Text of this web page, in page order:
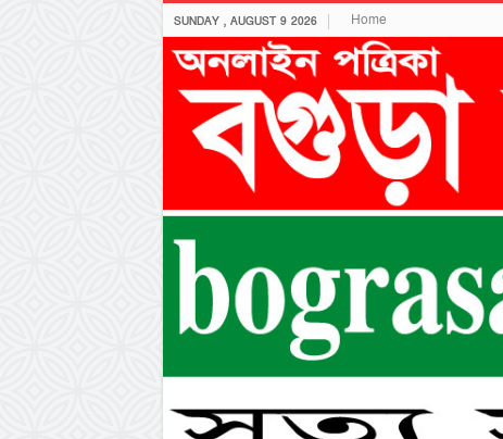
SUNDAY , AUGUST 9 2026 Home